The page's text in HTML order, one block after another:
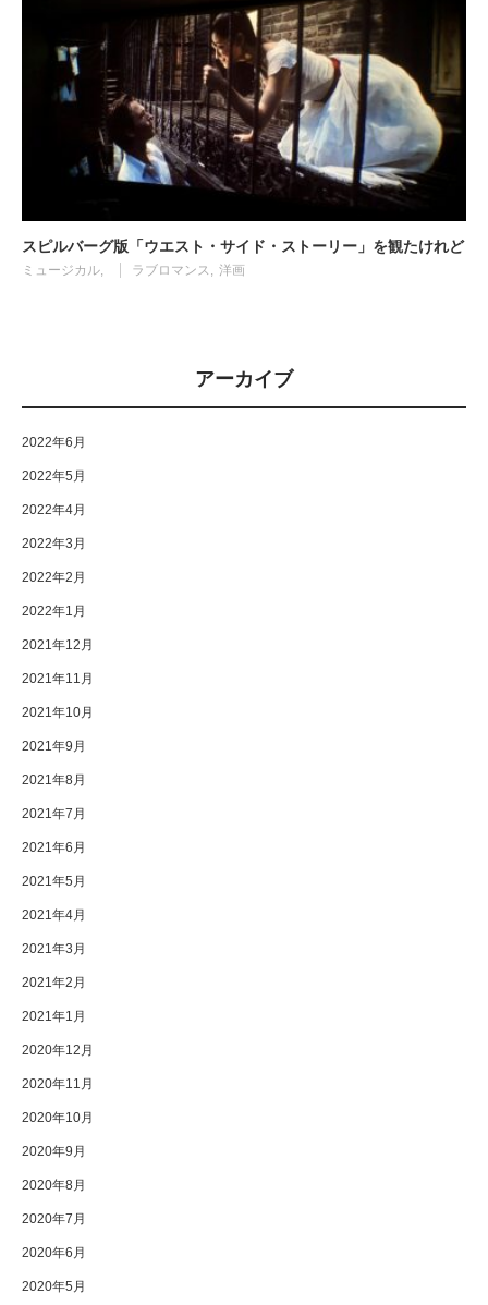
スピルバーグ版「ウエスト・サイド・ストーリー」を観たけれど
ミュージカル ラブロマンス 洋画
アーカイブ
2022年6月
2022年5月
2022年4月
2022年3月
2022年2月
2022年1月
2021年12月
2021年11月
2021年10月
2021年9月
2021年8月
2021年7月
2021年6月
2021年5月
2021年4月
2021年3月
2021年2月
2021年1月
2020年12月
2020年11月
2020年10月
2020年9月
2020年8月
2020年7月
2020年6月
2020年5月